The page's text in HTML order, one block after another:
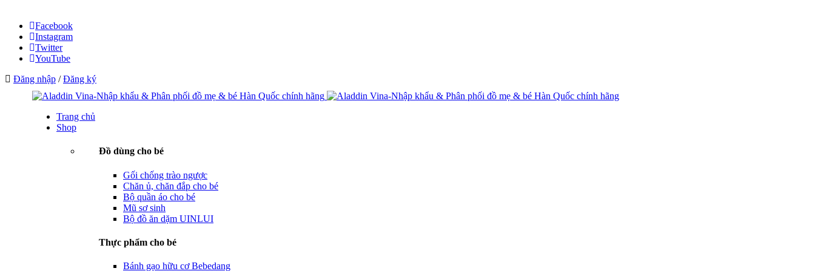
Facebook
Instagram
Twitter
YouTube
Đăng nhập /Đăng ký
Trang chủ
Shop
Đồ dùng cho bé
Gối chống trào ngược
Chăn ủ, chăn đắp cho bé
Bộ quần áo cho bé
Mũ sơ sinh
Bộ đồ ăn dặm UINLUI
Thực phẩm cho bé
Bánh gạo hữu cơ Bebedang